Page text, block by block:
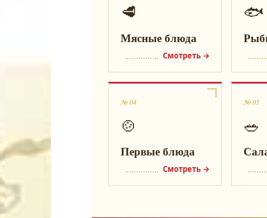
🥩
Мясные блюда
Смотреть →
🐟
№ 04
🍲
Первые блюда
Смотреть →
№ 05
🥗